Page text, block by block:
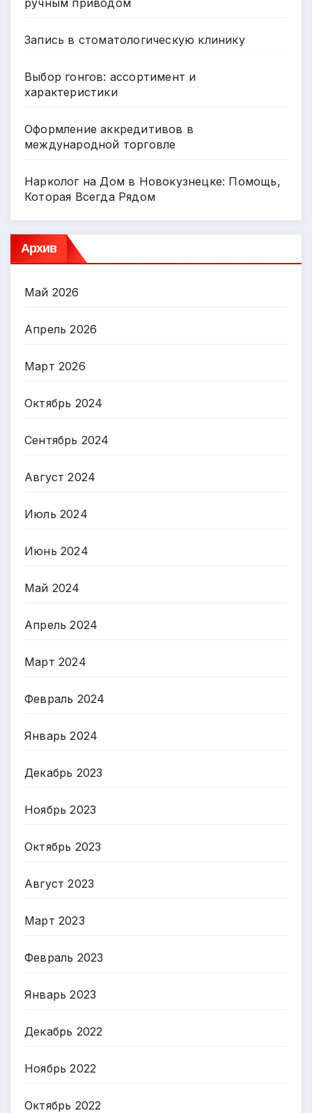
ручным приводом
Запись в стоматологическую клинику
Выбор гонгов: ассортимент и
характеристики
Оформление аккредитивов в
международной торговле
Нарколог на Дом в Новокузнецке: Помощь,
Которая Всегда Рядом
Архив
Май 2026
Апрель 2026
Март 2026
Октябрь 2024
Сентябрь 2024
Август 2024
Июль 2024
Июнь 2024
Май 2024
Апрель 2024
Март 2024
Февраль 2024
Январь 2024
Декабрь 2023
Ноябрь 2023
Октябрь 2023
Август 2023
Март 2023
Февраль 2023
Январь 2023
Декабрь 2022
Ноябрь 2022
Октябрь 2022